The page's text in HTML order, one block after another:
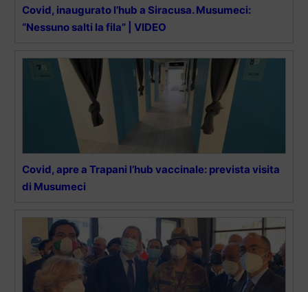
Covid, inaugurato l’hub a Siracusa. Musumeci:
“Nessuno salti la fila” | VIDEO
Covid, apre a Trapani l’hub vaccinale: prevista visita
di Musumeci